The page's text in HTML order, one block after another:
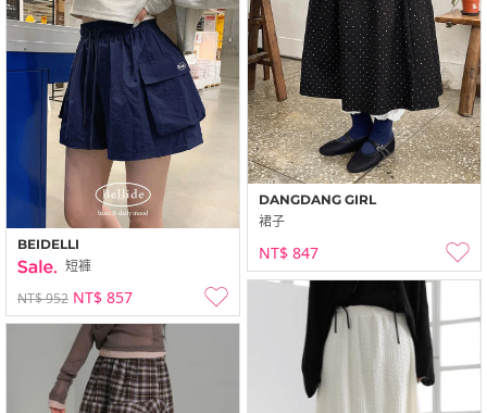
DANGDANG GIRL
裙子
NT$ 847
BEIDELLI
短褲
NT$ 952 NT$ 857